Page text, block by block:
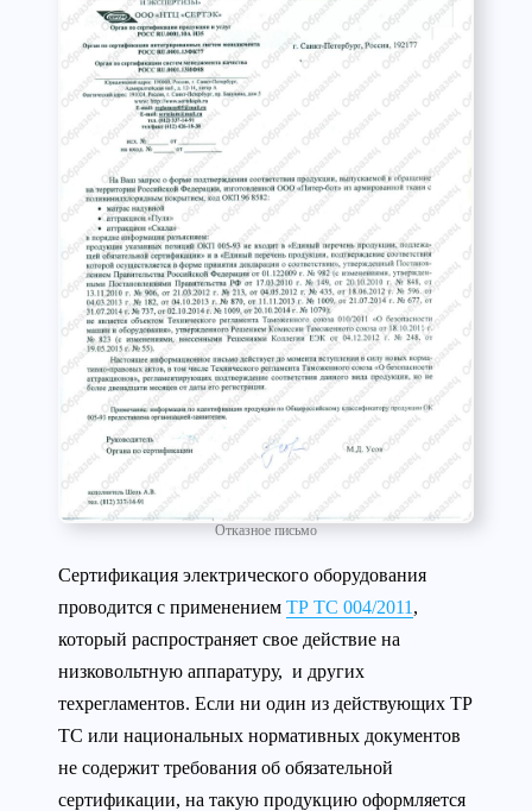
Отказное письмо
Сертификация электрического оборудования
проводится с применением ТР ТС 004/2011 ,
который распространяет свое действие на
низковольтную аппаратуру, и других
техрегламентов. Если ни один из действующих ТР
ТС или национальных нормативных документов
не содержит требования об обязательной
сертификации, на такую продукцию оформляется